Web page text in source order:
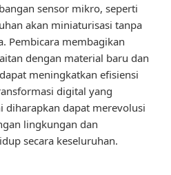
sensor mikro, seperti
akan miniaturisasi tanpa
Pembicara membagikan
dengan material baru dan
meningkatkan efisiensi
digital yang
diharapkan dapat merevolusi
lingkungan dan
secara keseluruhan.